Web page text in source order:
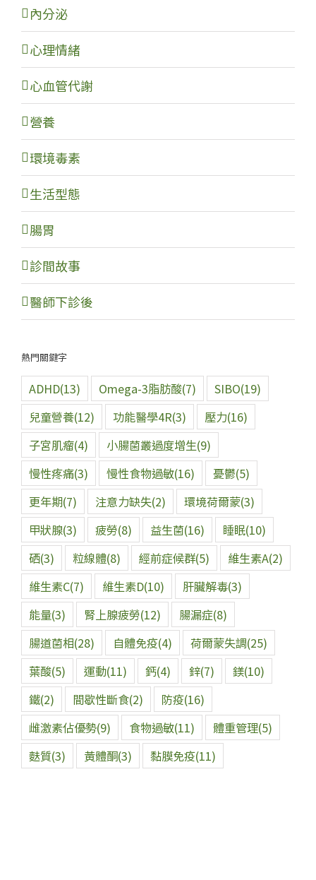
內分泌
心理情緒
心血管代謝
營養
環境毒素
生活型態
腸胃
診間故事
醫師下診後
熱門關鍵字
ADHD(13) Omega-3脂肪酸(7) SIBO(19)
兒童營養(12) 功能醫學4R(3) 壓力(16)
子宮肌瘤(4) 小腸菌叢過度增生(9)
慢性疼痛(3) 慢性食物過敏(16) 憂鬱(5)
更年期(7) 注意力缺失(2) 環境荷爾蒙(3)
甲狀腺(3) 疲勞(8) 益生菌(16) 睡眠(10)
硒(3) 粒線體(8) 經前症候群(5) 維生素A(2)
維生素C(7) 維生素D(10) 肝臟解毒(3)
能量(3) 腎上腺疲勞(12) 腸漏症(8)
腸道菌相(28) 自體免疫(4) 荷爾蒙失調(25)
葉酸(5) 運動(11) 鈣(4) 鋅(7) 鎂(10)
鐵(2) 間歇性斷食(2) 防疫(16)
雌激素佔優勢(9) 食物過敏(11) 體重管理(5)
麩質(3) 黃體酮(3) 黏膜免疫(11)